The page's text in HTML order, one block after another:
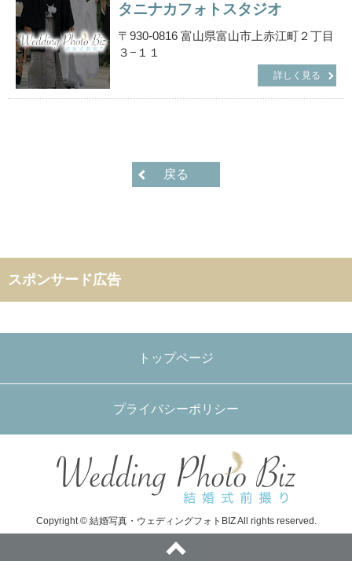
タニナカフォトスタジオ
〒930-0816 富山県富山市上赤江町２丁目
３−１１
詳しく見る
戻る
スポンサード広告
トップページ
プライバシーポリシー
Copyright © 結婚写真・ウェディングフォトBIZ All rights reserved.